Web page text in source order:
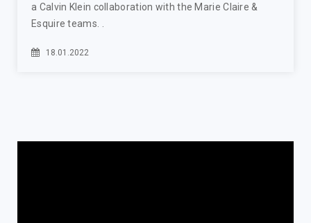
a Calvin Klein collaboration with the Marie Claire &
Esquire teams. .
18.01.2022